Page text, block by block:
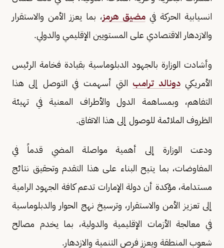
انسيابية الحركة في مضيق هرمز، بما يعزز الأمن والاستقرار
والازدهار الاقتصادي على المستويين الإقليمي والدولي.
وأشادت الوزارة بالجهود الدبلوماسية بقيادة فخامة الرئيس
الأمريكيدونالد ترامب التي أسهمت في التوصل إلى هذا
التفاهم، وبمساهمة الدول والأطراف المعنية في تهيئة
الظروف الملائمة للوصول إلى هذا الاتفاق.
ودعت الوزارة إلى أهمية مواصلة المضي قدماً في
المفاوضات، بما يتيح البناء على هذا التقدم وتحقيق نتائج
مستدامة، مؤكدة أن دولة الإمارات تدعم كافة الجهود الرامية
إلى تعزيز الأمن والاستقرار، وترسيخ نهج الحوار والدبلوماسية
في معالجة الأزمات الإقليمية والدولية، بما يخدم مصالح
شعوب المنطقة ويعزز فرص التنمية والازدهار.